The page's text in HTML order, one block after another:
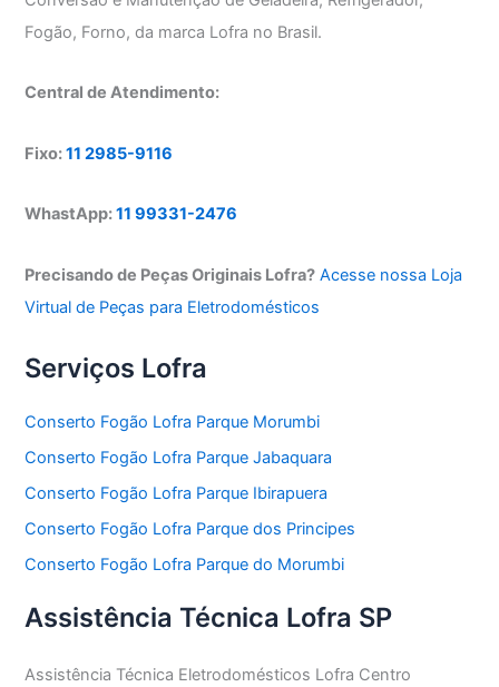
Fogão, Forno, da marca Lofra no Brasil.
Central de Atendimento:
Fixo:11 2985-9116
WhastApp:11 99331-2476
Precisando de Peças Originais Lofra? Acesse nossa Loja
Virtual de Peças para Eletrodomésticos
Serviços Lofra
Conserto Fogão Lofra Parque Morumbi
Conserto Fogão Lofra Parque Jabaquara
Conserto Fogão Lofra Parque Ibirapuera
Conserto Fogão Lofra Parque dos Principes
Conserto Fogão Lofra Parque do Morumbi
Assistência Técnica Lofra SP
Assistência Técnica Eletrodomésticos Lofra Centro